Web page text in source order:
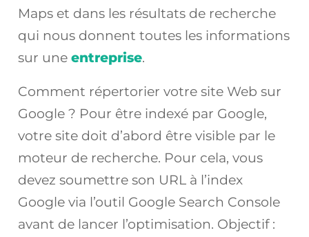
Maps et dans les résultats de recherche
qui nous donnent toutes les informations
sur une entreprise.
Comment répertorier votre site Web sur
Google ? Pour être indexé par Google,
votre site doit d’abord être visible par le
moteur de recherche. Pour cela, vous
devez soumettre son URL à l’index
Google via l’outil Google Search Console
avant de lancer l’optimisation. Objectif :